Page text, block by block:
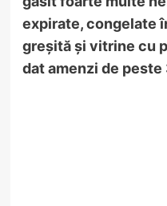
expirate, congelate
greșită și vitrine cu
dat amenzi de